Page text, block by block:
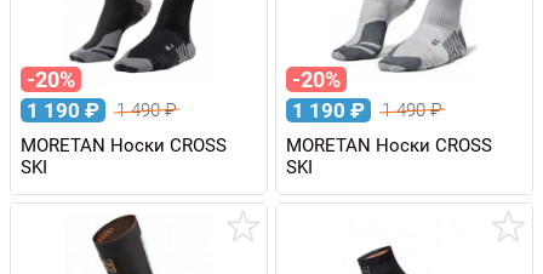
-20%
1 190 ₽ 1 490₽
MORETAN Носки CROSS
SKI
-20%
1 190 ₽ 1 490₽
MORETAN Носки CROSS
SKI